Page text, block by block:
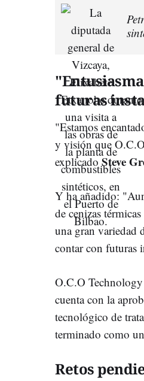
futuras
"Estamos
y visión que
explicadoSteve
Y ha añadido:
de cenizas
una gran variedad
contar con futuras
O.C.O Technology
cuenta con la
tecnológico de
terminado como
Retos